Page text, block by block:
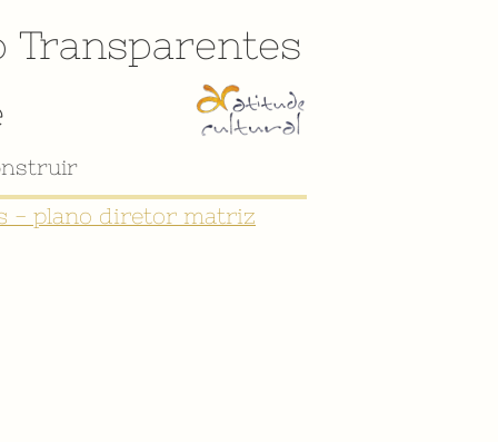
Transparentes
- plano diretor matriz